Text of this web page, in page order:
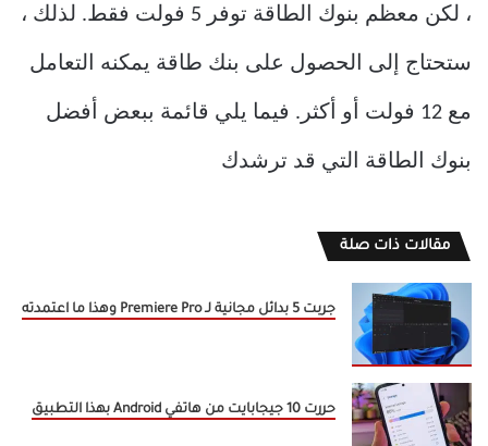
، لكن معظم بنوك الطاقة توفر 5 فولت فقط. لذلك ،
ستحتاج إلى الحصول على بنك طاقة يمكنه التعامل
مع 12 فولت أو أكثر. فيما يلي قائمة ببعض أفضل
بنوك الطاقة التي قد ترشدك
مقالات ذات صلة
جربت 5 بدائل مجانية لـ Premiere Pro وهذا ما اعتمدته
حررت 10 جيجابايت من هاتفي Android بهذا التطبيق